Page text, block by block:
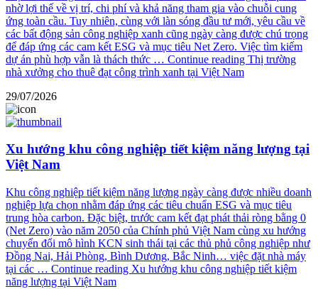
nhờ lợi thế về vị trí, chi phí và khả năng tham gia vào chuỗi cung
ứng toàn cầu. Tuy nhiên, cùng với làn sóng đầu tư mới, yêu cầu về
các bất động sản công nghiệp xanh cũng ngày càng được chú trọng
để đáp ứng các cam kết ESG và mục tiêu Net Zero. Việc tìm kiếm
dự án phù hợp vẫn là thách thức … Continue reading Thị trường
nhà xưởng cho thuê đạt công trình xanh tại Việt Nam
29/07/2026
Xu hướng khu công nghiệp tiết kiệm năng lượng tại
Việt Nam
Khu công nghiệp tiết kiệm năng lượng ngày càng được nhiều doanh
nghiệp lựa chọn nhằm đáp ứng các tiêu chuẩn ESG và mục tiêu
trung hòa carbon. Đặc biệt, trước cam kết đạt phát thải ròng bằng 0
(Net Zero) vào năm 2050 của Chính phủ Việt Nam cùng xu hướng
chuyển đổi mô hình KCN sinh thái tại các thủ phủ công nghiệp như
Đồng Nai, Hải Phòng, Bình Dương, Bắc Ninh… việc đặt nhà máy
tại các … Continue reading Xu hướng khu công nghiệp tiết kiệm
năng lượng tại Việt Nam